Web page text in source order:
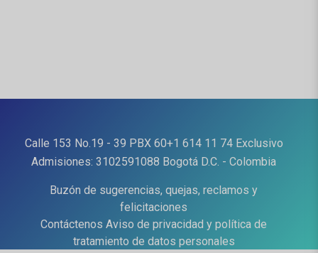
Calle 153 No.19 - 39 PBX 60+1 614 11 74 Exclusivo
Admisiones: 3102591088 Bogotá D.C. - Colombia
Buzón de sugerencias, quejas, reclamos y
felicitaciones
Contáctenos Aviso de privacidad y política de
tratamiento de datos personales